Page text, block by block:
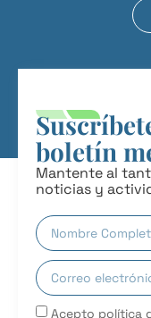
boletín
Mantente al
noticias y
Acepto política